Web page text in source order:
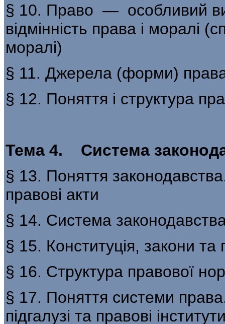
§ 10. Право — особливий
відмінність права і моралі
моралі)
§ 11. Джерела (форми)
§ 12. Поняття і структура
Тема 4. Система
§ 13. Поняття
правові акти
§ 14. Система
§ 15. Конституція, закони та
§ 16. Структура правової
§ 17. Поняття системи
підгалузі та правові